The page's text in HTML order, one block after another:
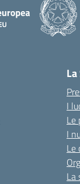
I
Le
I
Le
La